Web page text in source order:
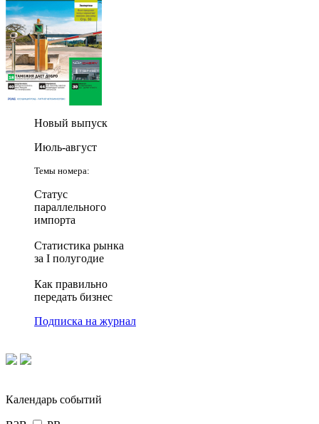
Новый выпуск
Июль-август
Темы номера:
Статус
параллельного
импорта
Статистика рынка
за I полугодие
Как правильно
передать бизнес
Подписка на журнал
Календарь событий